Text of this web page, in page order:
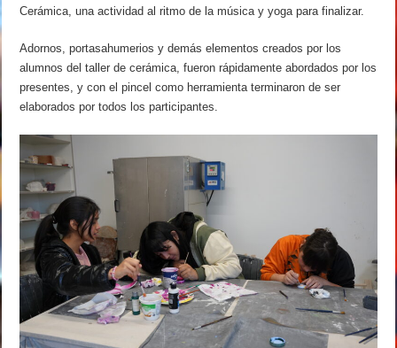
Cerámica, una actividad al ritmo de la música y yoga para finalizar.
Adornos, portasahumerios y demás elementos creados por los
alumnos del taller de cerámica, fueron rápidamente abordados por los
presentes, y con el pincel como herramienta terminaron de ser
elaborados por todos los participantes.